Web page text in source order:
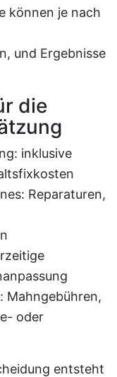
können je nach
und Ergebnisse
die
inklusive
Reparaturen,
Mahngebühren,
oder
entsteht